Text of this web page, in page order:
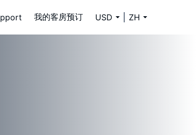
我的客房预订 USD ZH